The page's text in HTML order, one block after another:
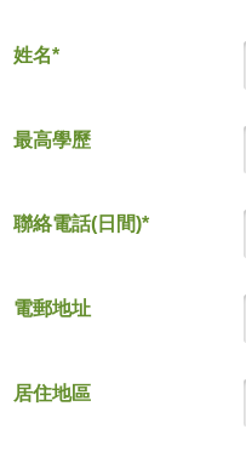
姓名*
最高學歷
聯絡電話(日間)*
電郵地址
居住地區